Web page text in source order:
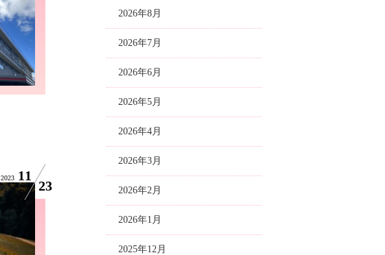
2023 11
23
2026年8月
2026年7月
2026年6月
2026年5月
2026年4月
2026年3月
2026年2月
2026年1月
2025年12月